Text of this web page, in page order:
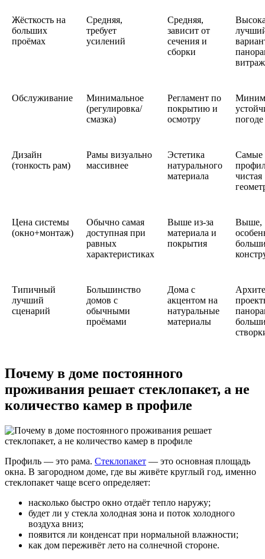
Жёсткость на
больших
проёмах
Средняя,
требует
усилений
Средняя,
зависит от
сечения и
сборки
Обслуживание
Минимальное
(регулировка/
смазка)
Регламент по
покрытию и
осмотру
погоде
Дизайн
(тонкость рам)
Рамы визуально
массивнее
Эстетика
натурального
материала
Самые
чистая
Цена системы
(окно+монтаж)
Обычно самая
доступная при
равных
характеристиках
Выше из-за
материала и
покрытия
Выше,
Типичный
лучший
сценарий
Большинство
домов с
обычными
проёмами
Дома с
акцентом на
натуральные
материалы
Почему в доме постоянного
проживания решает стеклопакет, а не
количество камер в профиле
Профиль — это рама. Стеклопакет — это основная площадь
окна. В загородном доме, где вы живёте круглый год, именно
стеклопакет чаще всего определяет:
насколько быстро окно отдаёт тепло наружу;
будет ли у стекла холодная зона и поток холодного
воздуха вниз;
появится ли конденсат при нормальной влажности;
как дом переживёт лето на солнечной стороне.